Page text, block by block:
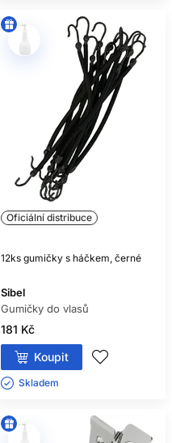
Oficiální distribuce
12ks gumičky s háčkem, černé
Sibel
Gumičky do vlasů
181 Kč
Koupit
Skladem ㅤ